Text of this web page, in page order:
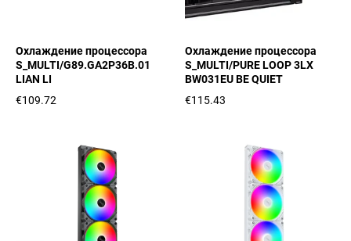
Охлаждение процессора
S_MULTI/G89.GA2P36B.01
LIAN LI
€109.72
Охлаждение процессора
S_MULTI/PURE LOOP 3LX
BW031EU BE QUIET
€115.43